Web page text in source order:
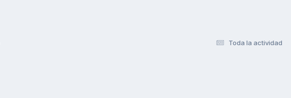
Toda la actividad